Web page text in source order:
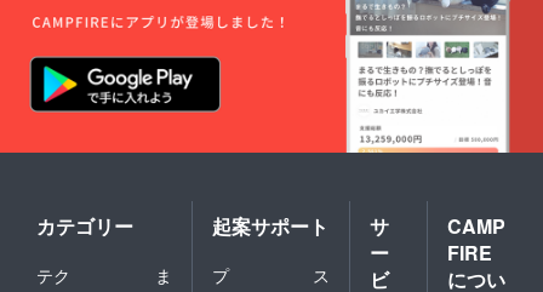
カテゴリー
テク
ま
起案サポート
プ
ス
サ
ー
ビ
CAMP
FIRE
につい